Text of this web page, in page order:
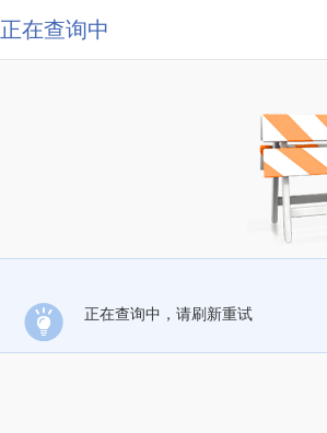
正在查询中
正在查询中，请刷新重试